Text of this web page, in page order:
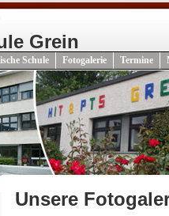
Grein
Schule Fotogalerie Termine
Unsere